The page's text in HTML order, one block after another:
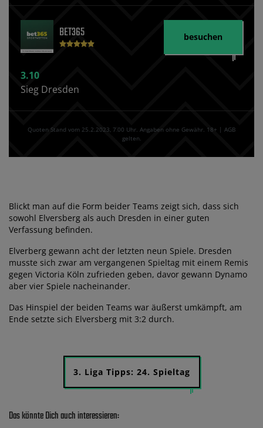
BET365
3.10
Sieg Dresden
besuchen
Quoten Stand vom 25.2.2023‚ 7⁚00 Uhr. Angaben ohne Gewähr. 18+ | AGB
gelten.
Blickt man auf die Form beider Teams zeigt sich, dass sich
sowohl Elversberg als auch Dresden in einer guten
Verfassung befinden.
Elverberg gewann acht der letzten neun Spiele. Dresden
musste sich zwar am vergangenen Spieltag mit einem Remis
gegen Victoria Köln zufrieden geben, davor gewann Dynamo
aber vier Spiele nacheinander.
Das Hinspiel der beiden Teams war äußerst umkämpft, am
Ende setzte sich Elversberg mit 3:2 durch.
3. Liga Tipps: 24. Spieltag
Das könnte Dich auch interessieren: